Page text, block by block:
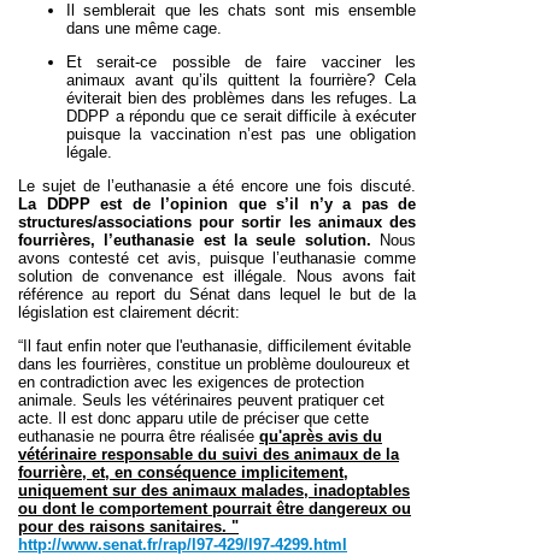
Il semblerait que les chats sont mis ensemble
dans une même cage.
Et serait-ce possible de faire vacciner les
animaux avant qu’ils quittent la fourrière? Cela
éviterait bien des problèmes dans les refuges. La
DDPP a répondu que ce serait difficile à exécuter
puisque la vaccination n’est pas une obligation
légale.
Le sujet de l’euthanasie a été encore une fois discuté.
La DDPP est de l’opinion que s’il n’y a pas de
structures/associations pour sortir les animaux des
fourrières, l’euthanasie est la seule solution.
Nous
avons contesté cet avis, puisque l’euthanasie comme
solution de convenance est illégale. Nous avons fait
référence au report du Sénat dans lequel le but de la
législation est clairement décrit:
“Il faut enfin noter que l'euthanasie, difficilement évitable
dans les fourrières, constitue un problème douloureux et
en contradiction avec les exigences de protection
animale. Seuls les vétérinaires peuvent pratiquer cet
acte. Il est donc apparu utile de préciser que cette
euthanasie ne pourra être réalisée qu'après avis du
vétérinaire responsable du suivi des animaux de la
fourrière, et, en conséquence implicitement,
uniquement sur des animaux malades, inadoptables
ou dont le comportement pourrait être dangereux ou
pour des raisons sanitaires. "
http://www.senat.fr/rap/l97-429/l97-4299.html